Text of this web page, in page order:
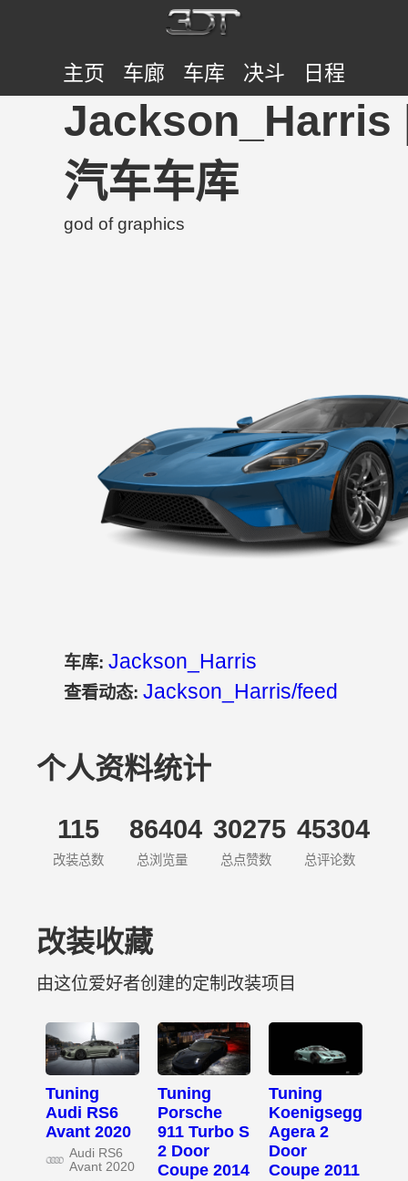
主页 车廊 车库 决斗 日程
Jackson_Harris
汽车车库
god of graphics
车库: Jackson_Harris
查看动态: Jackson_Harris/feed
个人资料统计
115
改装总数
86404
总浏览量
30275
总点赞数
45304
总评论数
改装收藏
由这位爱好者创建的定制改装项目
Tuning
Audi RS6
Avant 2020
Audi RS6
Avant 2020
Tuning
Porsche
911 Turbo S
2 Door
Coupe 2014
Tuning
Koenigsegg
Agera 2
Door
Coupe 2011